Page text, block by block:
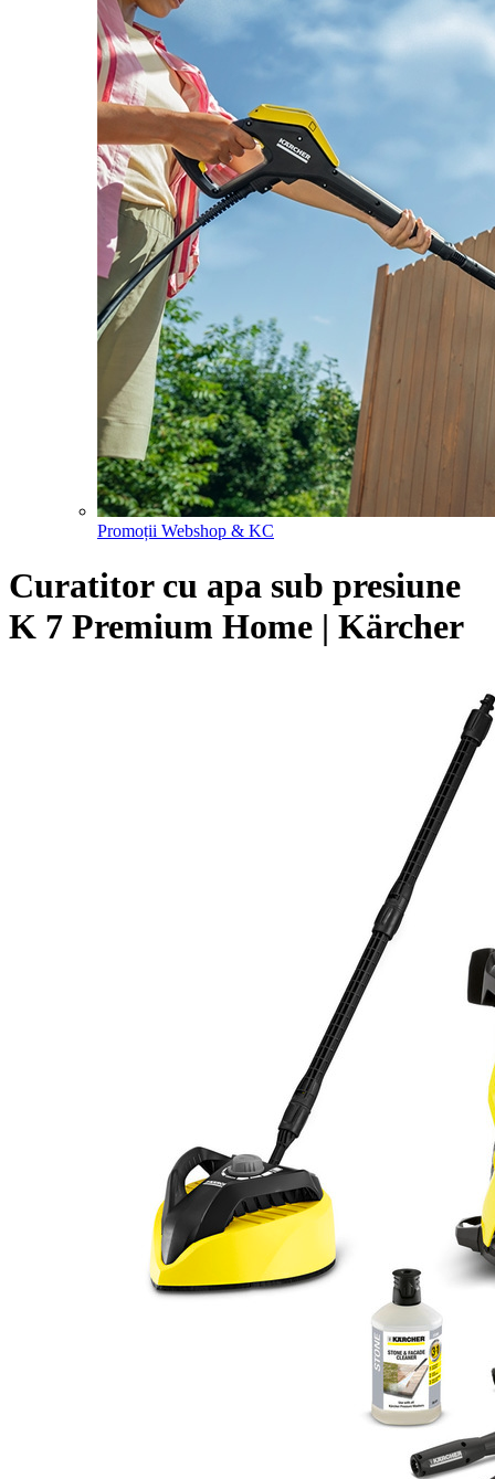
Promoții Webshop & KC
Curatitor cu apa sub presiune
K 7 Premium Home | Kärcher